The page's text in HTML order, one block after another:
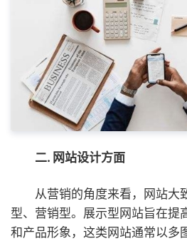
二. 网站设计方面
从营销的角度来看，网站大
型、营销型。展示型网站旨在提
和产品形象，这类网站通常以多